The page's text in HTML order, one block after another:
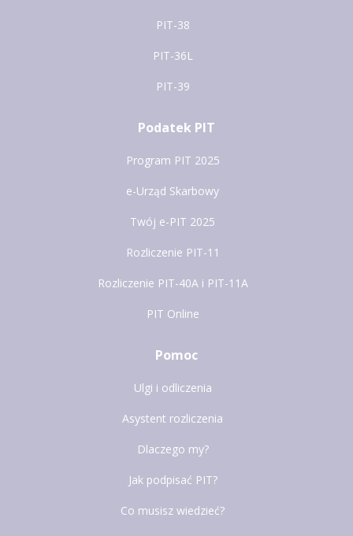
PIT-38
PIT-36L
PIT-39
Podatek PIT
Program PIT 2025
e-Urząd Skarbowy
Twój e-PIT 2025
Rozliczenie PIT-11
Rozliczenie PIT-40A i PIT-11A
PIT Online
Pomoc
Ulgi i odliczenia
Asystent rozliczenia
Dlaczego my?
Jak podpisać PIT?
Co musisz wiedzieć?